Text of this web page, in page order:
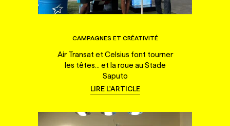
CAMPAGNES ET CRÉATIVITÉ
Air Transat et Celsius font tourner
les têtes... et la roue au Stade
Saputo
LIRE L'ARTICLE